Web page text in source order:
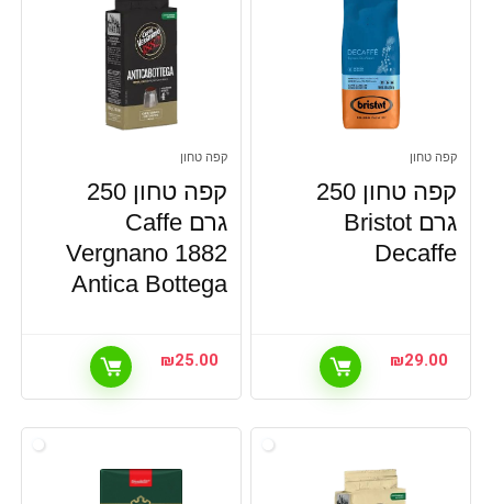
קפה טחון
קפה טחון 250
גרם Bristot
Decaffe
₪29.00
קפה טחון
קפה טחון 250
גרם Caffe
Vergnano 1882
Antica Bottega
₪25.00